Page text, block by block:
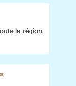
la région